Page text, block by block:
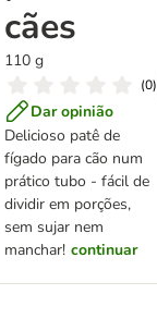
cães
110 g
(0)
Dar opinião
Delicioso patê de
fígado para cão num
prático tubo - fácil de
dividir em porções,
sem sujar nem
manchar! continuar